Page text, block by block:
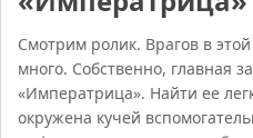
Смотрим ролик. Врагов в
много. Собственно, главная
«Императрица». Найти ее
окружена кучей